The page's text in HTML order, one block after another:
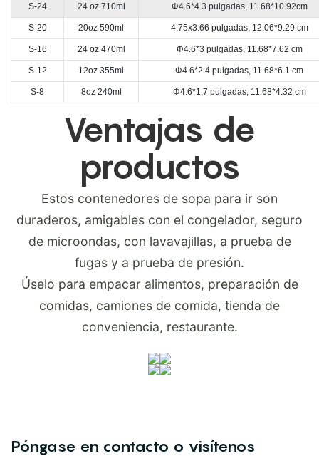
S-24 24 oz 710ml Φ4.6*4.3 pulgadas, 11.68*10.92cm
S-20 20oz 590ml 4.75x3.66 pulgadas, 12.06*9.29 cm
S-16 24 oz 470ml Φ4.6*3 pulgadas, 11.68*7.62 cm
S-12 12oz 355ml Φ4.6*2.4 pulgadas, 11.68*6.1 cm
S-8 8oz 240ml Φ4.6*1.7 pulgadas, 11.68*4.32 cm
Ventajas de
productos
Estos contenedores de sopa para ir son
duraderos, amigables con el congelador, seguro
de microondas, con lavavajillas, a prueba de
fugas y a prueba de presión.
Úselo para empacar alimentos, preparación de
comidas, camiones de comida, tienda de
conveniencia, restaurante.
Póngase en contacto o visítenos